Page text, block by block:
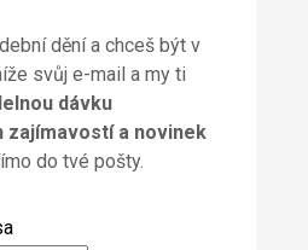
dění a chceš být v
svůj e-mail a my ti
dávku
zajímavostí a novinek
do tvé pošty.